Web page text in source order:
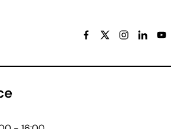
kontaktoplysninger